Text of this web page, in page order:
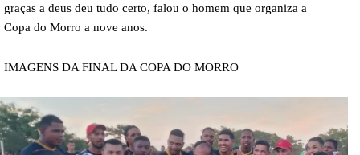
graças a deus deu tudo certo, falou o homem que organiza a
Copa do Morro a nove anos.
IMAGENS DA FINAL DA COPA DO MORRO